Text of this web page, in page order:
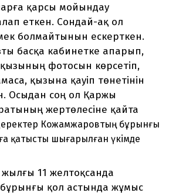
қарсы мойындау
еткен. Сондай-ақ ол
болмайтынын ескерткен.
басқа кабинетке апарып,
қызының фотосын көрсетіп,
қызына қауіп төнетінін
Осыдан соң ол Қаржы
жертөлесіне қайта
Кожамжаровтың бұрынғы
қатысты шығарылған үкімде
жылғы 11 желтоқсанда
қол астында жұмыс